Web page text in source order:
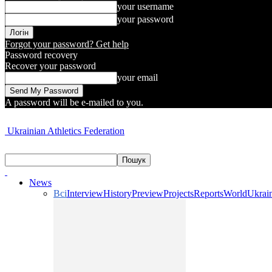
your username
your password
Forgot your password? Get help
Password recovery
Recover your password
your email
A password will be e-mailed to you.
Ukrainian Athletics Federation
News
ВсіInterviewHistoryPreviewProjectsReportsWorld